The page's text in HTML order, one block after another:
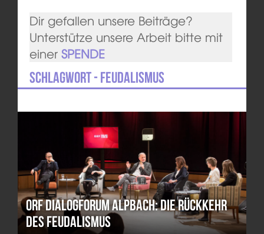
Dir gefallen unsere Beiträge?
Unterstütze unsere Arbeit bitte mit
einer SPENDE
Schlagwort - Feudalismus
ORF DialogForum Alpbach: Die Rückkehr
des Feudalismus